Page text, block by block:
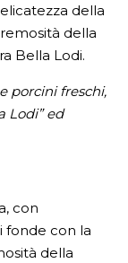
della
della
Bella Lodi.
porcini freschi,
Lodi” ed
con
fonde con la
della